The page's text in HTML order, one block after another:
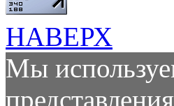
НАВЕРХ
Мы